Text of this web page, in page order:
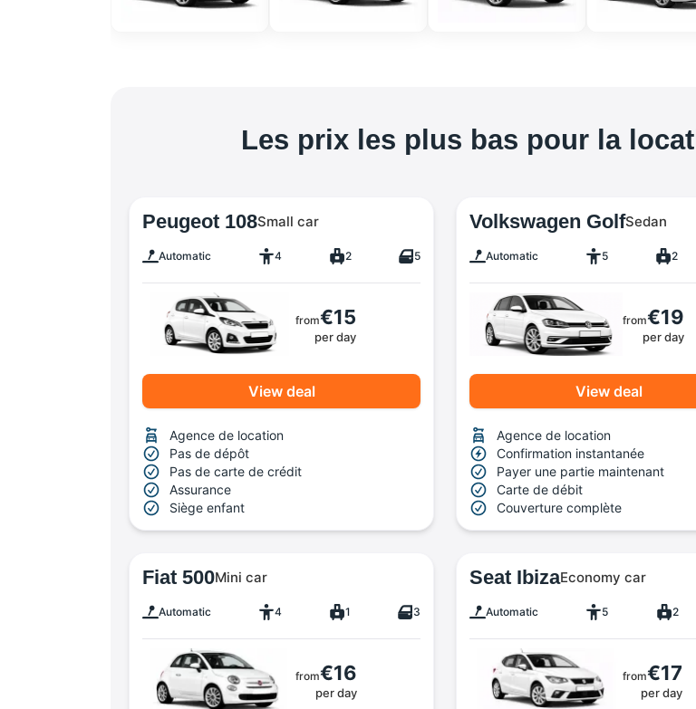
Les prix les plus bas pour la
Peugeot 108Small car
Automatic 4 2 5
from€15
per day
View deal
Agence de location
Pas de dépôt
Pas de carte de crédit
Assurance
Siège enfant
Volkswagen GolfSedan
Automatic 5 2
from€19
per day
View deal
Agence de location
Confirmation instantanée
Payer une partie maintenant
Carte de débit
Couverture complète
Fiat 500Mini car
Automatic 4 1 3
from€16
per day
Seat IbizaEconomy car
Automatic 5 2
from€17
per day